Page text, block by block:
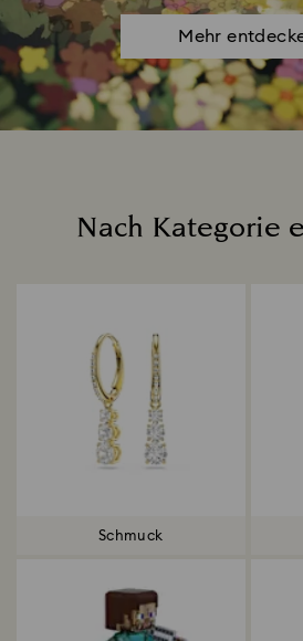
Mehr
Nach Kategorie
Schmuck